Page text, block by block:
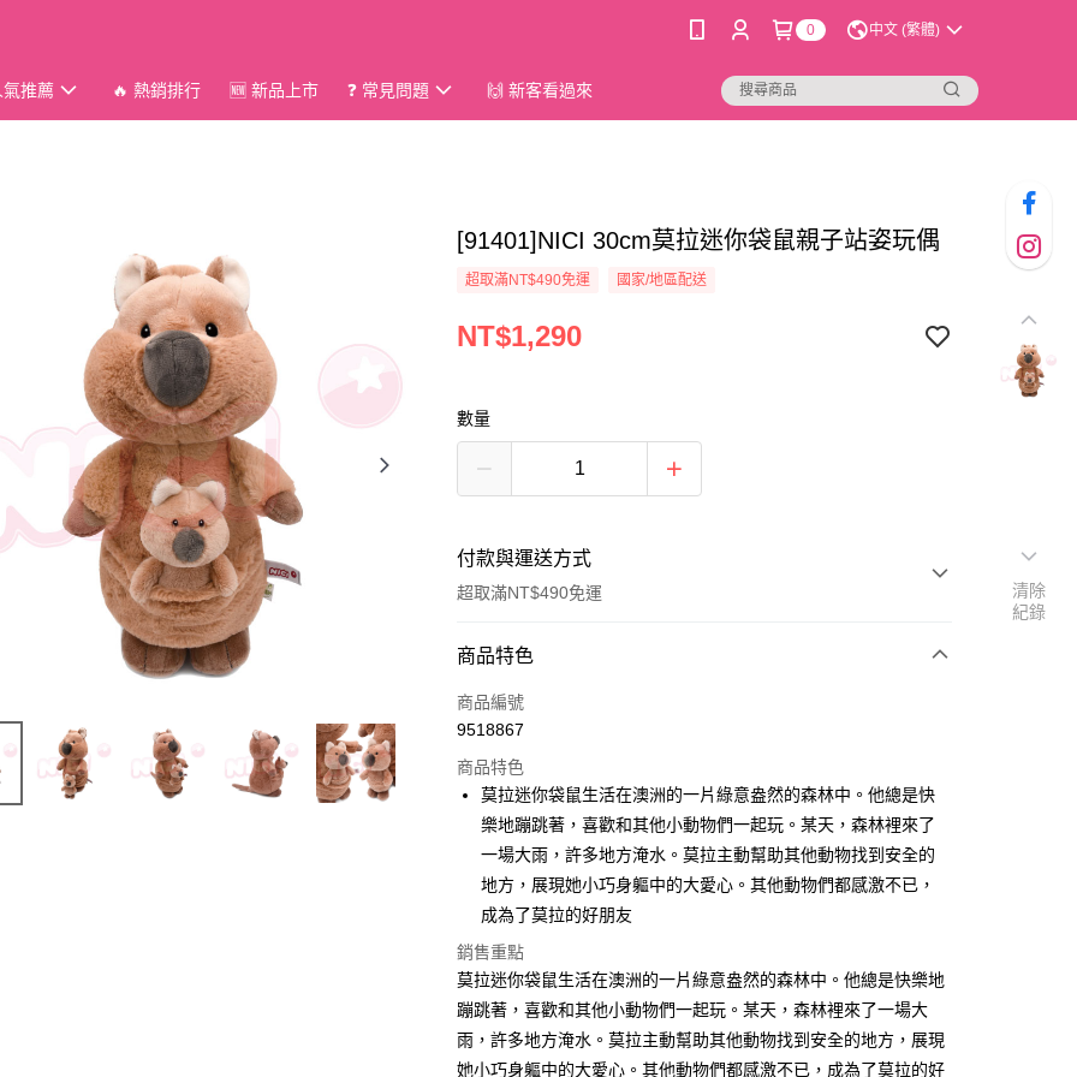
0 中文 (繁體)
推薦 🔥 熱銷排行 🆕 新品上市 ❓ 常見問題 🙌 新客看過來
[91401]NICI 30cm莫拉迷你袋鼠親子站姿玩偶
超取滿NT$490免運 國家/地區配送
NT$1,290
數量
付款與運送方式
超取滿NT$490免運
付款方式
信用卡一次付款
LINE Pay
Apple Pay
街口支付
悠遊付
AFTEE先享後付
相關說明
【關於「AFTEE先享後付」】
AFTEE先享後付是「在收到商品之後才付款」的支付方式。 讓您購物簡單
便利好安心！
ATM付款
商品特色
商品編號
9518867
商品特色
莫拉迷你袋鼠生活在澳洲的一片綠意盎然的森林中。他總是快
樂地蹦跳著，喜歡和其他小動物們一起玩。某天，森林裡來了
一場大雨，許多地方淹水。莫拉主動幫助其他動物找到安全的
地方，展現她小巧身軀中的大愛心。其他動物們都感激不已，
成為了莫拉的好朋友
銷售重點
莫拉迷你袋鼠生活在澳洲的一片綠意盎然的森林中。他總是快樂地
蹦跳著，喜歡和其他小動物們一起玩。某天，森林裡來了一場大
雨，許多地方淹水。莫拉主動幫助其他動物找到安全的地方，展現
她小巧身軀中的大愛心。其他動物們都感激不已，成為了莫拉的好
清除
紀錄